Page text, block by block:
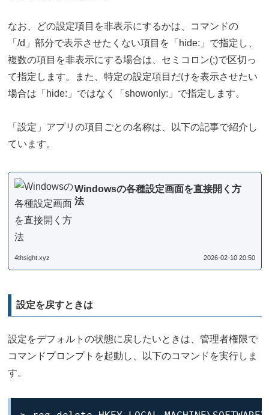
なお、どの設定項目を非表示にするかは、コマンドの
「/d」部分で表示させたくない項目を「hide:」で指定し、
複数の項目を非表示にする場合は、セミコロン(;)で区切っ
て指定します。また、特定の設定項目だけを表示させたい
場合は「hide:」ではなく「showonly:」で指定します。
「設定」アプリの項目ごとの名称は、以下の記事で紹介し
ています。
Windowsの各種設定画面を直接開く方
法
4thsight.xyz 2026-02-10 20:50
設定を戻すときは
設定をデフォルトの状態に戻したいときは、管理者権限で
コマンドプロンプトを起動し、以下のコマンドを実行しま
す。